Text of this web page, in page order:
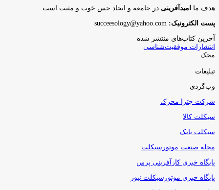
هدف ما امیدآفرینی در جامعه و ایجاد حس خوب و مثبت است.
پست الکترونیک:
آخرین کتاب‌های منتشر شده
انتشارات موفقیت‌شناسی
محک
تبلیغات
وب‌گردی
شرکت چترا محرک
سیکلت کالا
سیکلت بانک
مجله صنعت موتورسیکلت
پایگاه خبری کارآفرینی پرس
پایگاه خبری موتورسیکلت نیوز